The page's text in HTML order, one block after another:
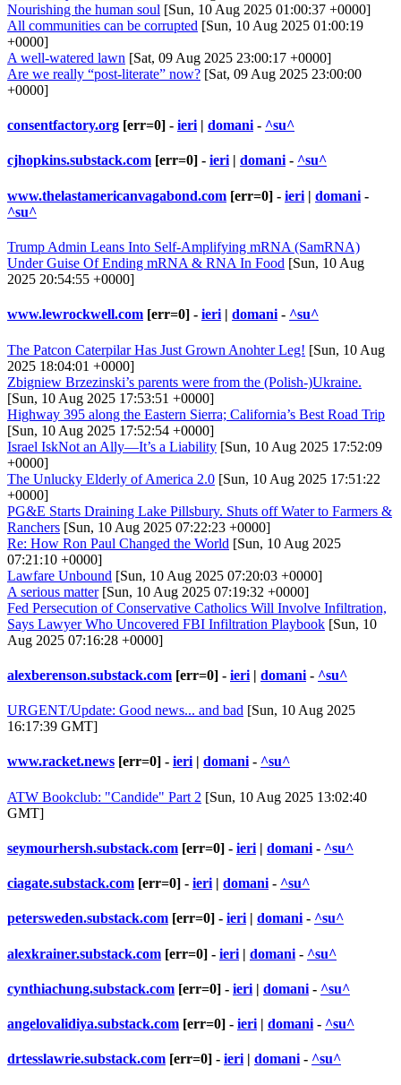
Nourishing the human soul [Sun, 10 Aug 2025 01:00:37 +0000]
All communities can be corrupted [Sun, 10 Aug 2025 01:00:19
+0000]
A well-watered lawn [Sat, 09 Aug 2025 23:00:17 +0000]
Are we really “post-literate” now? [Sat, 09 Aug 2025 23:00:00
+0000]
consentfactory.org [err=0] - ieri | domani - ^su^
cjhopkins.substack.com [err=0] - ieri| domani- ^su^
www.thelastamericanvagabond.com [err=0] - ieri | domani -
^su^
Trump Admin Leans Into Self-Amplifying mRNA (SamRNA)
Under Guise Of Ending mRNA & RNA In Food [Sun, 10 Aug
2025 20:54:55 +0000]
www.lewrockwell.com [err=0] - ieri | domani - ^su^
The Patcon Caterpilar Has Just Grown Anohter Leg! [Sun, 10 Aug
2025 18:04:01 +0000]
Zbigniew Brzezinski’s parents were from the (Polish-)Ukraine.
[Sun, 10 Aug 2025 17:53:51 +0000]
Highway 395 along the Eastern Sierra; California’s Best Road Trip
[Sun, 10 Aug 2025 17:52:54 +0000]
Israel IskNot an Ally—It’s a Liability [Sun, 10 Aug 2025 17:52:09
+0000]
The Unlucky Elderly of America 2.0 [Sun, 10 Aug 2025 17:51:22
+0000]
PG&E Starts Draining Lake Pillsbury. Shuts off Water to Farmers &
Ranchers [Sun, 10 Aug 2025 07:22:23 +0000]
Re: How Ron Paul Changed the World [Sun, 10 Aug 2025
07:21:10 +0000]
Lawfare Unbound [Sun, 10 Aug 2025 07:20:03 +0000]
A serious matter[Sun, 10 Aug 2025 07:19:32 +0000]
Fed Persecution of Conservative Catholics Will Involve Infiltration,
Says Lawyer Who Uncovered FBI Infiltration Playbook [Sun, 10
Aug 2025 07:16:28 +0000]
alexberenson.substack.com [err=0] - ieri | domani - ^su^
URGENT/Update: Good news... and bad [Sun, 10 Aug 2025
16:17:39 GMT]
www.racket.news [err=0] - ieri | domani - ^su^
ATW Bookclub: "Candide" Part 2 [Sun, 10 Aug 2025 13:02:40
GMT]
seymourhersh.substack.com [err=0] - ieri | domani - ^su^
ciagate.substack.com [err=0] - ieri | domani - ^su^
petersweden.substack.com [err=0] - ieri | domani - ^su^
alexkrainer.substack.com [err=0] - ieri | domani - ^su^
cynthiachung.substack.com [err=0] - ieri | domani - ^su^
angelovalidiya.substack.com [err=0] - ieri | domani - ^su^
drtesslawrie.substack.com [err=0] - ieri| domani- ^su^